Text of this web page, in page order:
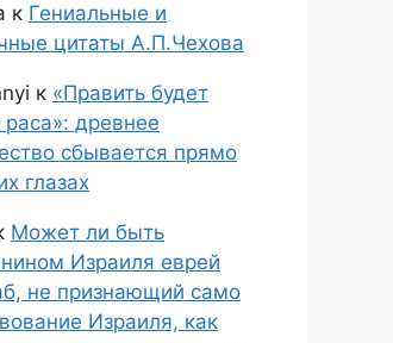
к Гениальные и
цитаты А.П.Чехова
к «Править будет
древнее
сбывается прямо
глазах
Может ли быть
Израиля еврей
не признающий само
Израиля, как